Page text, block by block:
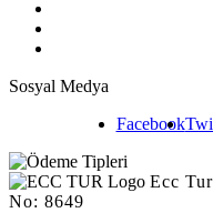
Sosyal Medya
Facebook
Ecc
No: 8649